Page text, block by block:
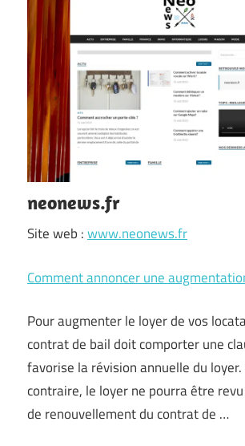
neonews.fr
Site web :www.neonews.fr
Comment annoncer une
Pour augmenter le loyer de vos
contrat de bail doit comporter une
favorise la révision annuelle du loyer.
contraire, le loyer ne pourra être revu
de renouvellement du contrat de …